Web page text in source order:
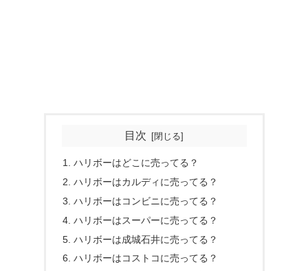
目次
ハリボーはどこに売ってる？
ハリボーはカルディに売ってる？
ハリボーはコンビニに売ってる？
ハリボーはスーパーに売ってる？
ハリボーは成城石井に売ってる？
ハリボーはコストコに売ってる？